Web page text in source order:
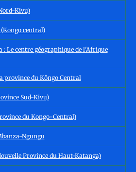
Kivu)
central)
Le centre géographique de l'Afrique
province du Kôngo Central
Sud-Kivu)
du Kongo-Central)
Ngungu
Province du Haut-Katanga)